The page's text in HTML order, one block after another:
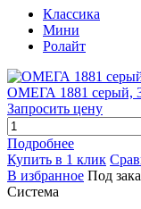
Классика
Мини
Ролайт
ОМЕГА 1881 серый,
Запросить цену
Подробнее
Купить в 1 клик
В избранное Под
Система